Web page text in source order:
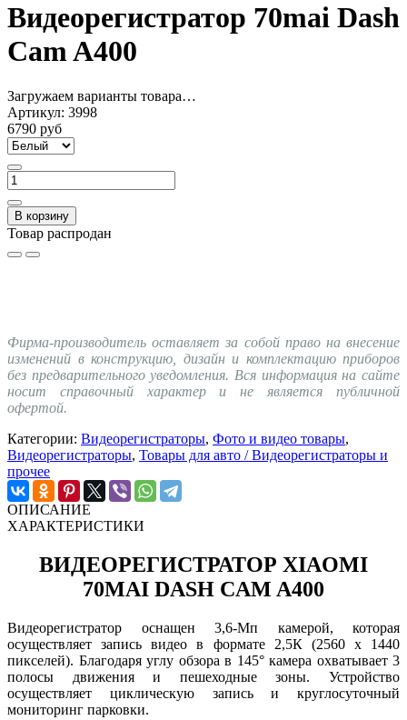
Видеорегистратор 70mai Dash
Cam A400
Загружаем варианты товара…
Артикул: 3998
6790 руб
В корзину
Товар распродан
Фирма-производитель оставляет за собой право на внесение
изменений в конструкцию, дизайн и комплектацию приборов
без предварительного уведомления. Вся информация на сайте
носит справочный характер и не является публичной
офертой.
Категории: Видеорегистраторы, Фото и видео товары,
Видеорегистраторы, Товары для авто / Видеорегистраторы и
прочее
ОПИСАНИЕ
ХАРАКТЕРИСТИКИ
ВИДЕОРЕГИСТРАТОР XIAOMI
70MAI DASH CAM A400
Видеорегистратор оснащен 3,6-Мп камерой, которая
осуществляет запись видео в формате 2,5К (2560 х 1440
пикселей). Благодаря углу обзора в 145° камера охватывает 3
полосы движения и пешеходные зоны. Устройство
осуществляет циклическую запись и круглосуточный
мониторинг парковки.